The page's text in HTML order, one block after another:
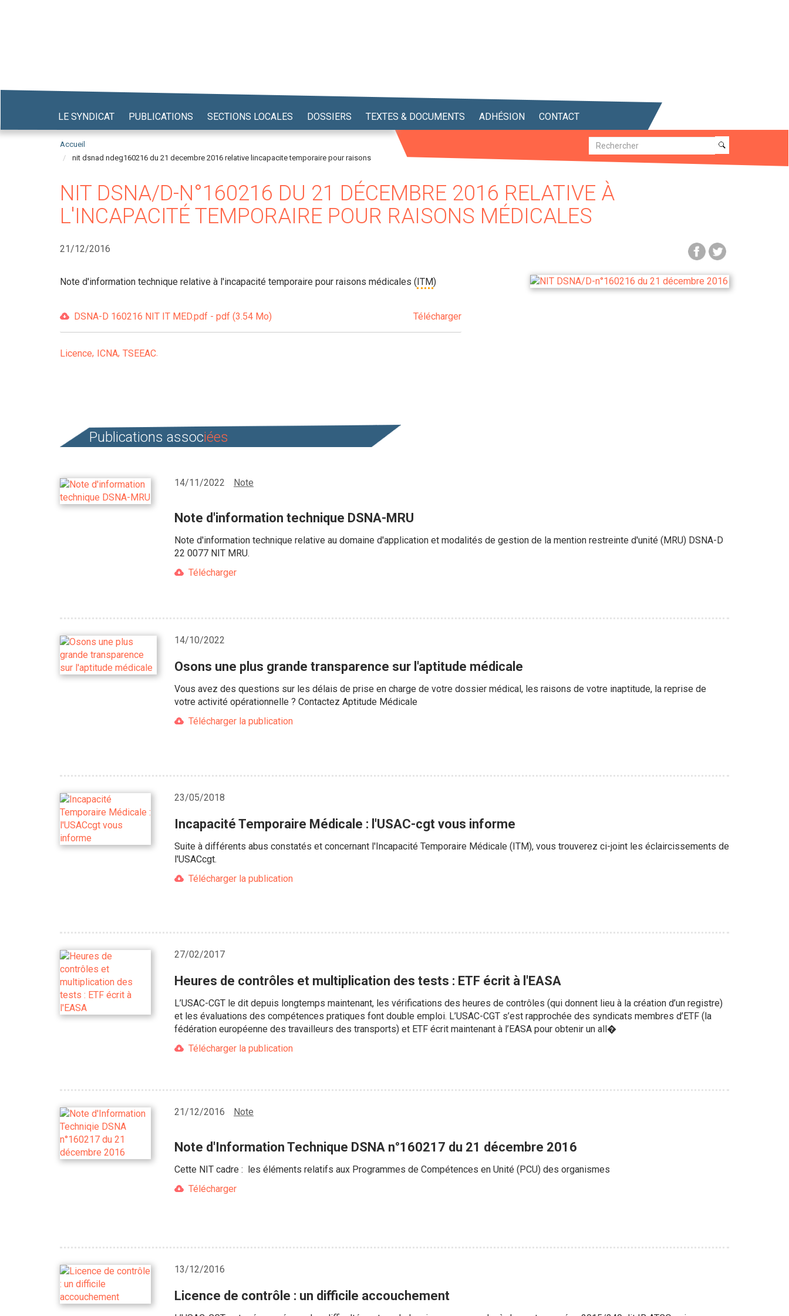
LE SYNDICAT PUBLICATIONS SECTIONS LOCALES DOSSIERS TEXTES & DOCUMENTS ADHÉSION CONTACT
Accueil
nit dsnad ndeg160216 du 21 decembre 2016 relative lincapacite temporaire pour raisons
Recherche
Recherche
NIT DSNA/D-N°160216 DU 21 DÉCEMBRE 2016 RELATIVE À
L'INCAPACITÉ TEMPORAIRE POUR RAISONS MÉDICALES
21/12/2016
Note d'information technique relative à l'incapacité temporaire pour raisons médicales (ITM)
DSNA-D 160216 NIT IT MED.pdf - pdf (3.54 Mo) Télécharger
Licence ICNA TSEEAC
Publications associées
14/11/2022 Note
Note d'information technique DSNA-MRU
Note d'information technique relative au domaine d'application et modalités de gestion de la mention restreinte d'unité (MRU) DSNA-D
22 0077 NIT MRU.
Télécharger
14/10/2022
Osons une plus grande transparence sur l'aptitude médicale
Vous avez des questions sur les délais de prise en charge de votre dossier médical, les raisons de votre inaptitude, la reprise de
votre activité opérationnelle ? Contactez Aptitude Médicale
Télécharger la publication
23/05/2018
Incapacité Temporaire Médicale : l'USAC-cgt vous informe
Suite à différents abus constatés et concernant l'Incapacité Temporaire Médicale (ITM), vous trouverez ci-joint les éclaircissements de
l'USACcgt.
Télécharger la publication
27/02/2017
Heures de contrôles et multiplication des tests : ETF écrit à l'EASA
L’USAC-CGT le dit depuis longtemps maintenant, les vérifications des heures de contrôles (qui donnent lieu à la création d’un registre)
et les évaluations des compétences pratiques font double emploi. L’USAC-CGT s’est rapprochée des syndicats membres d’ETF (la
fédération européenne des travailleurs des transports) et ETF écrit maintenant à l’EASA pour obtenir un all�
Télécharger la publication
21/12/2016 Note
Note d'Information Technique DSNA n°160217 du 21 décembre 2016
Cette NIT cadre : les éléments relatifs aux Programmes de Compétences en Unité (PCU) des organismes
Télécharger
13/12/2016
Licence de contrôle : un difficile accouchement